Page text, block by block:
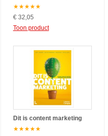
★★★★★
€ 32,05
Toon product
Dit is content marketing
★★★★★